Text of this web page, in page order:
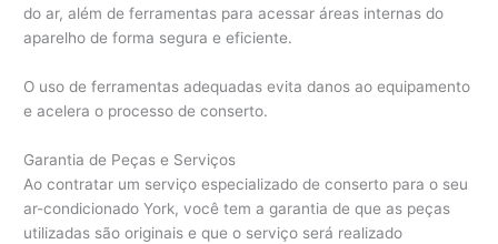
do ar, além de ferramentas para acessar áreas internas do
aparelho de forma segura e eficiente.
O uso de ferramentas adequadas evita danos ao equipamento
e acelera o processo de conserto.
Garantia de Peças e Serviços
Ao contratar um serviço especializado de conserto para o seu
ar-condicionado York, você tem a garantia de que as peças
utilizadas são originais e que o serviço será realizado